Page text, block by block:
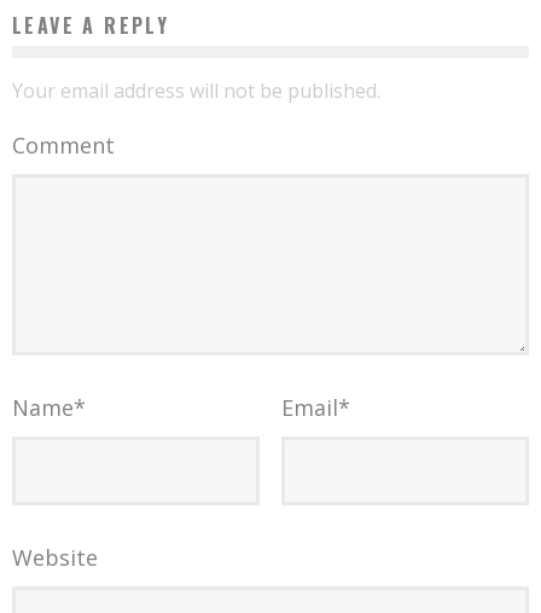
LEAVE A REPLY
Your email address will not be published.
Comment
Name* Email*
Website